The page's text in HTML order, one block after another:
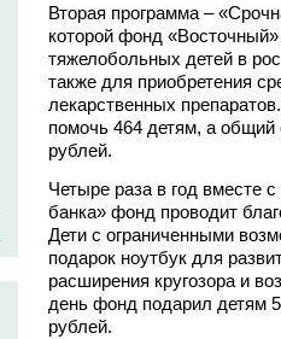
Вторая программа –
которой фонд
тяжелобольных детей в
также для приобретения
лекарственных
помочь 464 детям, а
рублей.
Четыре раза в год вместе
банка» фонд проводит
Дети с ограниченными
подарок ноутбук для
расширения кругозора и
день фонд подарил детям
рублей.